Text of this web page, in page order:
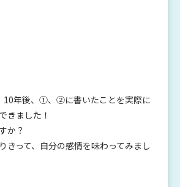
年後、①、②に書いたことを実際に
きました！
か？
きって、自分の感情を味わってみまし